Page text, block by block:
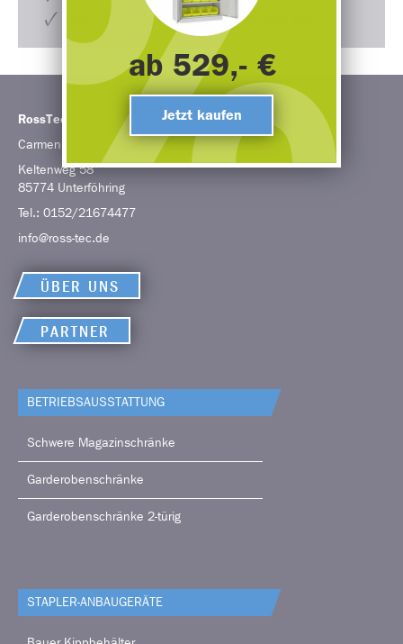
Kompetenter Support auch nach dem Kauf
RossTec
Carmen
Keltenweg 58
85774 Unterföhring
Tel.: 0152/21674477
info@ross-tec.de
ÜBER UNS
PARTNER
BETRIEBS­AUSSTATTUNG
Schwere Magazinschränke
Garderobenschränke
Garderobenschränke 2-türig
STAPLER-ANBAUGERÄTE
ab 529,- €
Jetzt kaufen